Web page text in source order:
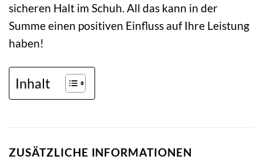
sicheren Halt im Schuh. All das kann in der
Summe einen positiven Einfluss auf Ihre Leistung
haben!
Inhalt
ZUSÄTZLICHE INFORMATIONEN